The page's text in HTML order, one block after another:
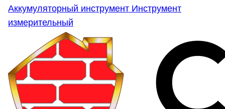
Аккумуляторный инструмент Инструмент
измерительный